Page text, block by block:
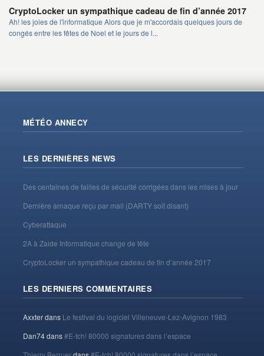
CryptoLocker un sympathique cadeau de fin d’année 2017
Ah! les joies de l'informatique Alors que je m'accordais quelques jours de
congés entre les fêtes de Noel et le jours de l...
MÉTÉO ANNECY
LES DERNIÈRES NEWS
Des centaines de failles de sécurité corrigées dans les mises à jour
Dernière arnaque reçu par mail (DARTY soit disant)
Cyberattaque
2A à Zaide Informatique change de tête
CryptoLocker un sympathique cadeau de fin d’année 2017
LES DERNIERS COMMENTAIRES
Axxterdans Le festival du logiciel Villeneuve-Lez-Avignon 1983
Dan74dans#E-tch! 80000 signatures dans l’espace